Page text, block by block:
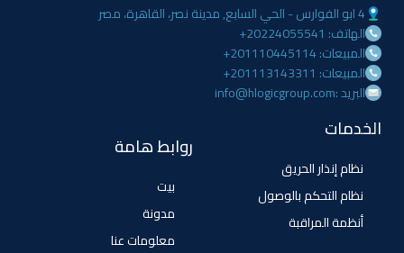
4 ابو الفوارس - الحي السابع, مدينة نصر، القاهرة، مصر
الهاتف: 20224055541+
المبيعات: 201110445114+
المبيعات: 201113143311+
البريد :info@hlogicgroup.com
الخدمات
نظام إنذار الحريق
نظام التحكم بالوصول
أنظمة المراقبة
روابط هامة
بيت
مدونة
معلومات عنا